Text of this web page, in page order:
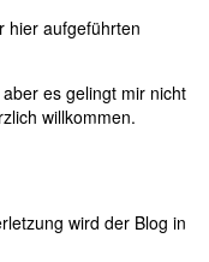
hier aufgeführten
es gelingt mir nicht
willkommen.
wird der Blog in